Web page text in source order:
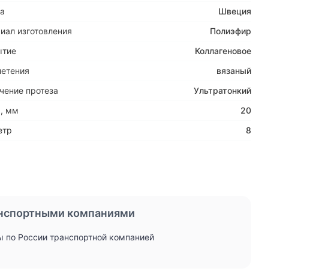
Швеция
изготовления
Полиэфир
Коллагеновое
вязаный
протеза
Ультратонкий
мм
20
8
компаниями
по России транспортной компанией